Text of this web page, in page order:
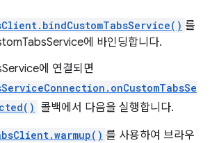
를
에 바인딩합니다.
에 연결되면
콜백에서 다음을 실행합니다.
를 사용하여 브라우